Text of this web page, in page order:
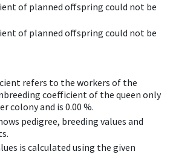
of planned offspring could not be
of planned offspring could not be
refers to the workers of the
coefficient of the queen only
colony and is 0.00 %.
pedigree, breeding values and
is calculated using the given